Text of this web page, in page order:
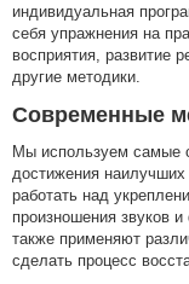
индивидуальная
себя упражнения на
восприятия, развитие
другие методики.
Современные
Мы используем самые
достижения
работать над
произношения звуков
также применяют
сделать процесс